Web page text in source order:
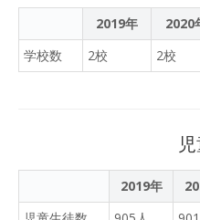
2019年 2020
学校数
2校 2校
2019年